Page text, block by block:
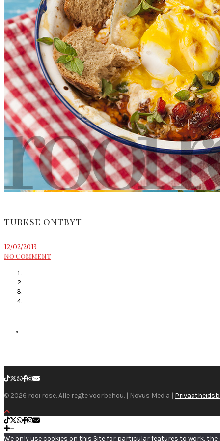
TURKSE ONTBYT
12/02/2013
No Comment
© 2026 rooi rose. Alle regte voorbehou. | Novus Media |
We only use cookies on this Site for particular features to work,